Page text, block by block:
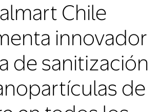
Chile
innovador
de sanitización
de